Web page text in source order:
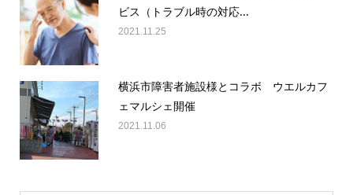
ビス（トラブル時の対応...
2021.11.25
横浜市障害者施設様とコラボ ウエルカフ
ェマルシェ開催
2021.11.06